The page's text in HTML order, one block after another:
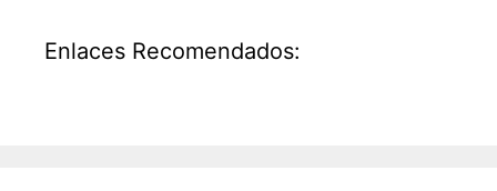
Enlaces Recomendados: